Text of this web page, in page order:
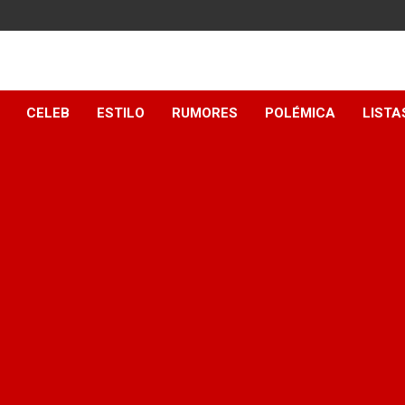
CELEB ESTILO RUMORES POLÉMICA